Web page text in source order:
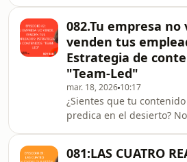
más difícil les resulta
decisiones con seguridad.
contexto aparece un fen
IA está frenando más
competencia. A partir de
de The Jolt Effect,
creencia peligrosa: No pierdes contra
otro proveedor Pierdes contra el "no
hacer nada" El dato clave del libro lo
deja claro: Entre el 40% y el 60% de
las opo
082.Tu empresa no
venden tus
Estrategia de
"Team-Led"
mar. 18, 2026 10:17
¿Sientes que tu
predica en el desierto?
número uno en la
081:LAS CUATRO